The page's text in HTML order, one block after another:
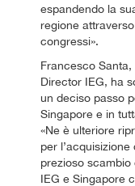
espandendo la
regione
congressi».
Francesco
Director IEG, ha
un deciso passo
Singapore e in
«Ne è ulteriore
per
prezioso
IEG e Singapore